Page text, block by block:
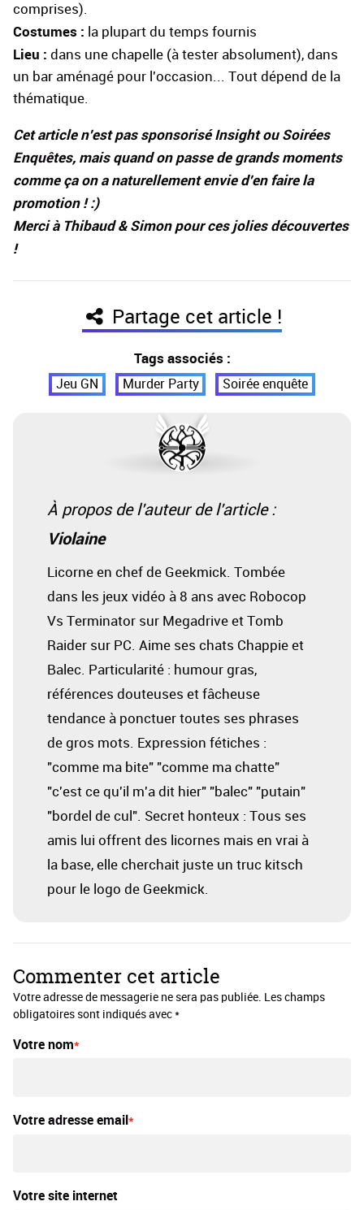
comprises).
Costumes : la plupart du temps fournis
Lieu : dans une chapelle (à tester absolument), dans
un bar aménagé pour l'occasion... Tout dépend de la
thématique.
Cet article n'est pas sponsorisé Insight ou Soirées
Enquêtes, mais quand on passe de grands moments
comme ça on a naturellement envie d'en faire la
promotion ! :)
Merci à Thibaud & Simon pour ces jolies découvertes
!
Partage cet article !
Tags associés :
Jeu GN Murder Party Soirée enquête
À propos de l'auteur de l'article :
Violaine
Licorne en chef de Geekmick. Tombée
dans les jeux vidéo à 8 ans avec Robocop
Vs Terminator sur Megadrive et Tomb
Raider sur PC. Aime ses chats Chappie et
Balec. Particularité : humour gras,
références douteuses et fâcheuse
tendance à ponctuer toutes ses phrases
de gros mots. Expression fétiches :
"comme ma bite" "comme ma chatte"
"c'est ce qu'il m'a dit hier" "balec" "putain"
"bordel de cul". Secret honteux : Tous ses
amis lui offrent des licornes mais en vrai à
la base, elle cherchait juste un truc kitsch
pour le logo de Geekmick.
Commenter cet article
Votre adresse de messagerie ne sera pas publiée. Les champs
obligatoires sont indiqués avec *
Votre nom
Votre adresse email
Votre site internet